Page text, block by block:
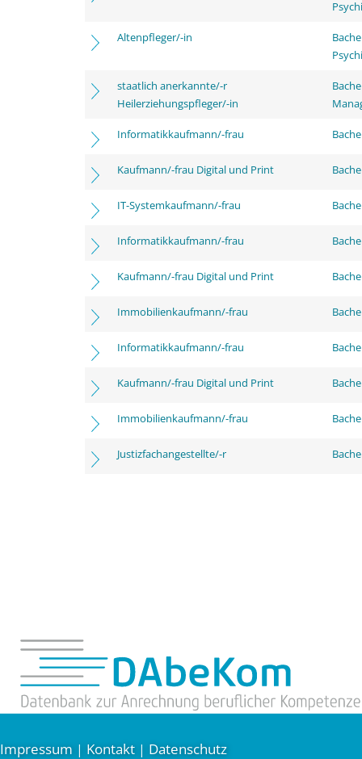
Altenpfleger/-in
staatlich anerkannte/-r
Heilerziehungspfleger/-in
Informatikkaufmann/-frau
Kaufmann/-frau Digital und Print
IT-Systemkaufmann/-frau
Informatikkaufmann/-frau
Kaufmann/-frau Digital und Print
Immobilienkaufmann/-frau
Informatikkaufmann/-frau
Kaufmann/-frau Digital und Print
Immobilienkaufmann/-frau
Justizfachangestellte/-r
Impressum | Kontakt | Datenschutz